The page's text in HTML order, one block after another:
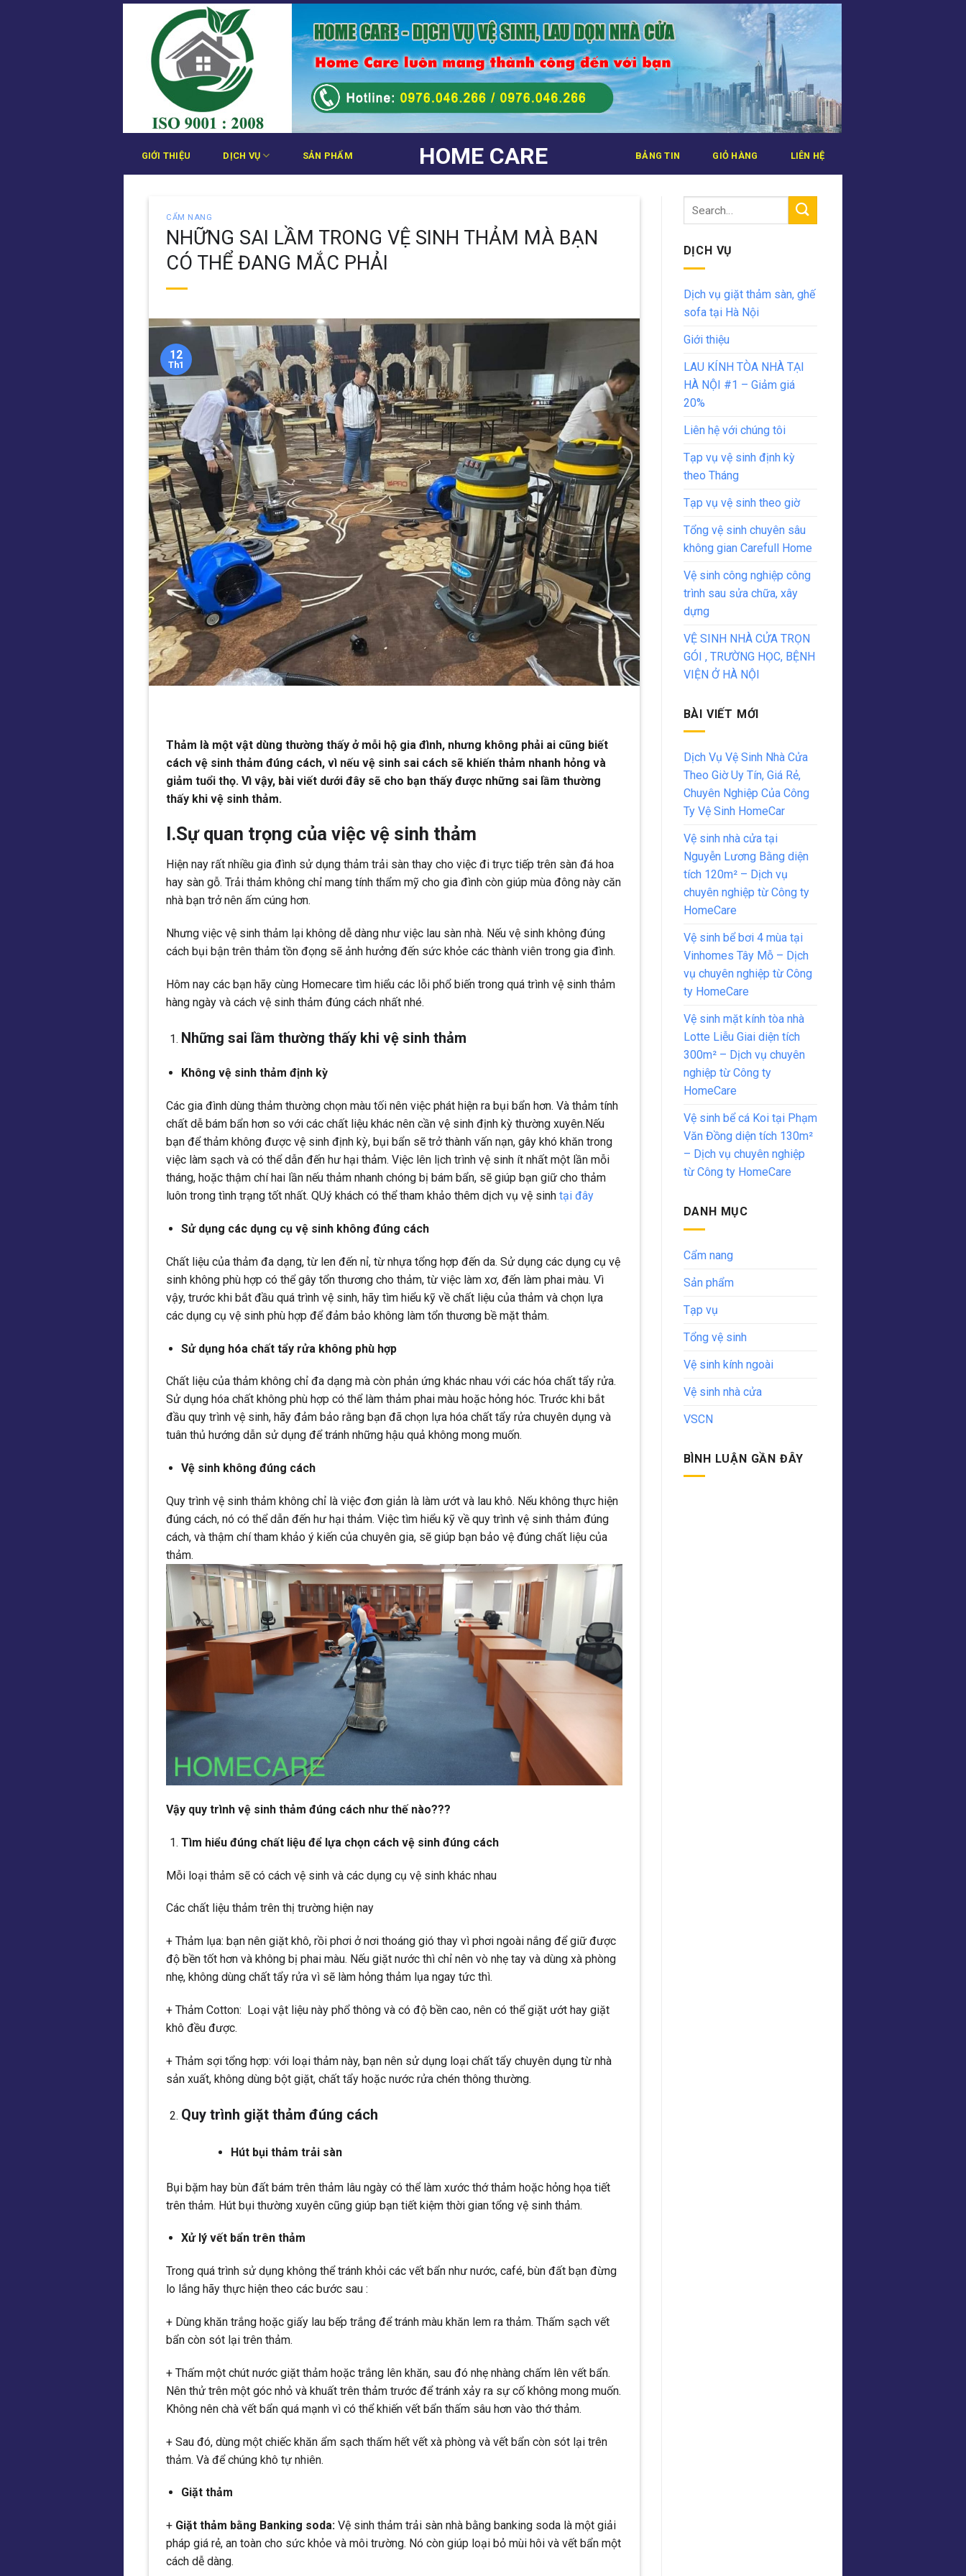
Bỏ
HOME CARE
GIỚI THIỆU DỊCH VỤ SẢN PHẨM BẢNG TIN GIỎ HÀNG LIÊN HỆ
CẨM NANG
NHỮNG SAI LẦM TRONG VỆ SINH THẢM MÀ BẠN
CÓ THỂ ĐANG MẮC PHẢI
12
Th1
Thảm là một vật dùng thường thấy ở mỗi hộ gia đình, nhưng không phải ai cũng biết
cách vệ sinh thảm đúng cách, vì nếu vệ sinh sai cách sẽ khiến thảm nhanh hỏng và
giảm tuổi thọ. Vì vậy, bài viết dưới đây sẽ cho bạn thấy được những sai lầm thường
thấy khi vệ sinh thảm.
I.Sự quan trọng của việc vệ sinh thảm
Hiện nay rất nhiều gia đình sử dụng thảm trải sàn thay cho việc đi trực tiếp trên sàn đá hoa
hay sàn gỗ. Trải thảm không chỉ mang tính thẩm mỹ cho gia đình còn giúp mùa đông này căn
nhà bạn trở nên ấm cúng hơn.
Nhưng việc vệ sinh thảm lại không dễ dàng như việc lau sàn nhà. Nếu vệ sinh không đúng
cách bụi bận trên thảm tồn đọng sẽ ảnh hưởng đến sức khỏe các thành viên trong gia đình.
Hôm nay các bạn hãy cùng Homecare tìm hiểu các lỗi phổ biến trong quá trình vệ sinh thảm
hàng ngày và cách vệ sinh thảm đúng cách nhất nhé.
Những sai lầm thường thấy khi vệ sinh thảm
Không vệ sinh thảm định kỳ
Các gia đình dùng thảm thường chọn màu tối nên việc phát hiện ra bụi bẩn hơn. Và thảm tính
chất dễ bám bẩn hơn so với các chất liệu khác nên cần vệ sinh định kỳ thường xuyên.Nếu
bạn để thảm không được vệ sinh định kỳ, bụi bẩn sẽ trở thành vấn nạn, gây khó khăn trong
việc làm sạch và có thể dẫn đến hư hại thảm. Việc lên lịch trình vệ sinh ít nhất một lần mỗi
tháng, hoặc thậm chí hai lần nếu thảm nhanh chóng bị bám bẩn, sẽ giúp bạn giữ cho thảm
luôn trong tình trạng tốt nhất. QUý khách có thể tham khảo thêm dịch vụ vệ sinh tại đây
Sử dụng các dụng cụ vệ sinh không đúng cách
Chất liệu của thảm đa dạng, từ len đến nỉ, từ nhựa tổng hợp đến da. Sử dụng các dụng cụ vệ
sinh không phù hợp có thể gây tổn thương cho thảm, từ việc làm xơ, đến làm phai màu. Vì
vậy, trước khi bắt đầu quá trình vệ sinh, hãy tìm hiểu kỹ về chất liệu của thảm và chọn lựa
các dụng cụ vệ sinh phù hợp để đảm bảo không làm tổn thương bề mặt thảm.
Sử dụng hóa chất tẩy rửa không phù hợp
Chất liệu của thảm không chỉ đa dạng mà còn phản ứng khác nhau với các hóa chất tẩy rửa.
Sử dụng hóa chất không phù hợp có thể làm thảm phai màu hoặc hỏng hóc. Trước khi bắt
đầu quy trình vệ sinh, hãy đảm bảo rằng bạn đã chọn lựa hóa chất tẩy rửa chuyên dụng và
tuân thủ hướng dẫn sử dụng để tránh những hậu quả không mong muốn.
Vệ sinh không đúng cách
Quy trình vệ sinh thảm không chỉ là việc đơn giản là làm ướt và lau khô. Nếu không thực hiện
đúng cách, nó có thể dẫn đến hư hại thảm. Việc tìm hiểu kỹ về quy trình vệ sinh thảm đúng
cách, và thậm chí tham khảo ý kiến của chuyên gia, sẽ giúp bạn bảo vệ đúng chất liệu của
thảm.
Vậy quy trình vệ sinh thảm đúng cách như thế nào???
Tìm hiểu đúng chất liệu để lựa chọn cách vệ sinh đúng cách
Mỗi loại thảm sẽ có cách vệ sinh và các dụng cụ vệ sinh khác nhau
Các chất liệu thảm trên thị trường hiện nay
+ Thảm lụa: bạn nên giặt khô, rồi phơi ở nơi thoáng gió thay vì phơi ngoài nắng để giữ được
độ bền tốt hơn và không bị phai màu. Nếu giặt nước thì chỉ nên vò nhẹ tay và dùng xà phòng
nhẹ, không dùng chất tẩy rửa vì sẽ làm hỏng thảm lụa ngay tức thì.
+ Thảm Cotton: Loại vật liệu này phổ thông và có độ bền cao, nên có thể giặt ướt hay giặt
khô đều được.
+ Thảm sợi tổng hợp: với loại thảm này, bạn nên sử dụng loại chất tẩy chuyên dụng từ nhà
sản xuất, không dùng bột giặt, chất tẩy hoặc nước rửa chén thông thường.
Quy trình giặt thảm đúng cách
Hút bụi thảm trải sàn
Bụi bặm hay bùn đất bám trên thảm lâu ngày có thể làm xước thớ thảm hoặc hỏng họa tiết
trên thảm. Hút bụi thường xuyên cũng giúp bạn tiết kiệm thời gian tổng vệ sinh thảm.
Xử lý vết bẩn trên thảm
Trong quá trình sử dụng không thể tránh khỏi các vết bẩn như nước, café, bùn đất bạn đừng
lo lắng hãy thực hiện theo các bước sau :
+ Dùng khăn trắng hoặc giấy lau bếp trắng để tránh màu khăn lem ra thảm. Thấm sạch vết
bẩn còn sót lại trên thảm.
+ Thấm một chút nước giặt thảm hoặc trắng lên khăn, sau đó nhẹ nhàng chấm lên vết bẩn.
Nên thử trên một góc nhỏ và khuất trên thảm trước để tránh xảy ra sự cố không mong muốn.
Không nên chà vết bẩn quá mạnh vì có thể khiến vết bẩn thấm sâu hơn vào thớ thảm.
+ Sau đó, dùng một chiếc khăn ẩm sạch thấm hết vết xà phòng và vết bẩn còn sót lại trên
thảm. Và để chúng khô tự nhiên.
Giặt thảm
+ Giặt thảm bằng Banking soda: Vệ sinh thảm trải sàn nhà bằng banking soda là một giải
pháp giá rẻ, an toàn cho sức khỏe và môi trường. Nó còn giúp loại bỏ mùi hôi và vết bẩn một
cách dễ dàng.
DỊCH VỤ
Dịch vụ giặt thảm sàn, ghế
sofa tại Hà Nội
Giới thiệu
LAU KÍNH TÒA NHÀ TẠI
HÀ NỘI #1 – Giảm giá
20%
Liên hệ với chúng tôi
Tạp vụ vệ sinh định kỳ
theo Tháng
Tạp vụ vệ sinh theo giờ
Tổng vệ sinh chuyên sâu
không gian Carefull Home
Vệ sinh công nghiệp công
trình sau sửa chữa, xây
dựng
VỆ SINH NHÀ CỬA TRỌN
GÓI , TRƯỜNG HỌC, BỆNH
VIỆN Ở HÀ NỘI
BÀI VIẾT MỚI
Dịch Vụ Vệ Sinh Nhà Cửa
Theo Giờ Uy Tín, Giá Rẻ,
Chuyên Nghiệp Của Công
Ty Vệ Sinh HomeCar
Vệ sinh nhà cửa tại
Nguyễn Lương Bằng diện
tích 120m² – Dịch vụ
chuyên nghiệp từ Công ty
HomeCare
Vệ sinh bể bơi 4 mùa tại
Vinhomes Tây Mỗ – Dịch
vụ chuyên nghiệp từ Công
ty HomeCare
Vệ sinh mặt kính tòa nhà
Lotte Liễu Giai diện tích
300m² – Dịch vụ chuyên
nghiệp từ Công ty
HomeCare
Vệ sinh bể cá Koi tại Phạm
Văn Đồng diện tích 130m²
– Dịch vụ chuyên nghiệp
từ Công ty HomeCare
DANH MỤC
Cẩm nang
Sản phẩm
Tạp vụ
Tổng vệ sinh
Vệ sinh kính ngoài
Vệ sinh nhà cửa
VSCN
BÌNH LUẬN GẦN ĐÂY